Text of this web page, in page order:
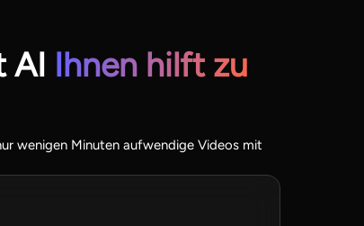
AI Ihnen hilft zu
wenigen Minuten aufwendige Videos mit